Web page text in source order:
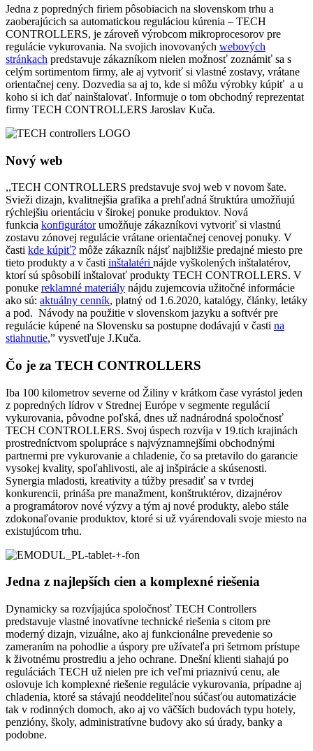
Jedna z popredných firiem pôsobiacich na slovenskom trhu a
zaoberajúcich sa automatickou reguláciou kúrenia – TECH
CONTROLLERS, je zároveň výrobcom mikroprocesorov pre
regulácie vykurovania. Na svojich inovovaných webových
stránkach predstavuje zákazníkom nielen možnosť zoznámiť sa s
celým sortimentom firmy, ale aj vytvoriť si vlastné zostavy, vrátane
orientačnej ceny. Dozvedia sa aj to, kde si môžu výrobky kúpiť a u
koho si ich dať nainštalovať. Informuje o tom obchodný reprezentat
firmy TECH CONTROLLERS Jaroslav Kuča.
Nový web
,,TECH CONTROLLERS predstavuje svoj web v novom šate.
Svieži dizajn, kvalitnejšia grafika a prehľadná štruktúra umožňujú
rýchlejšiu orientáciu v širokej ponuke produktov. Nová
funkcia konfigurátorumožňuje zákazníkovi vytvoriť si vlastnú
zostavu zónovej regulácie vrátane orientačnej cenovej ponuky. V
časti kde kúpiť? môže zákazník nájsť najbližšie predajné miesto pre
tieto produkty a v časti inštalatéri nájde vyškolených inštalatérov,
ktorí sú spôsobilí inštalovať produkty TECH CONTROLLERS. V
ponuke reklamné materiály nájdu zujemcovia užitočné informácie
ako sú: aktuálny cenník, platný od 1.6.2020, katalógy, články, letáky
a pod. Návody na použitie v slovenskom jazyku a softvér pre
regulácie kúpené na Slovensku sa postupne dodávajú v časti na
stiahnutie,” vysvetľuje J.Kuča.
Čo je za TECH CONTROLLERS
Iba 100 kilometrov severne od Žiliny v krátkom čase vyrástol jeden
z popredných lídrov v Strednej Európe v segmente regulácií
vykurovania, pôvodne poľská, dnes už nadnárodná spoločnosť
TECH CONTROLLERS. Svoj úspech rozvíja v 19.tich krajinách
prostredníctvom spolupráce s najvýznamnejšími obchodnými
partnermi pre vykurovanie a chladenie, čo sa pretavilo do garancie
vysokej kvality, spoľahlivosti, ale aj inšpirácie a skúsenosti.
Synergia mladosti, kreativity a túžby presadiť sa v tvrdej
konkurencii, prináša pre manažment, konštruktérov, dizajnérov
a programátorov nové výzvy a tým aj nové produkty, alebo stále
zdokonaľovanie produktov, ktoré si už vyárendovali svoje miesto na
existujúcom trhu.
Jedna z najlepších cien a komplexné riešenia
Dynamicky sa rozvíjajúca spoločnosť TECH Controllers
predstavuje vlastné inovatívne technické riešenia s citom pre
moderný dizajn, vizuálne, ako aj funkcionálne prevedenie so
zameraním na pohodlie a úspory pre užívateľa pri šetrnom prístupe
k životnému prostrediu a jeho ochrane. Dnešní klienti siahajú po
reguláciách TECH už nielen pre ich veľmi priaznivú cenu, ale
oslovuje ich komplexné riešenie regulácie vykurovania, prípadne aj
chladenia, ktoré sa stávajú neoddeliteľnou súčasťou automatizácie
tak v rodinných domoch, ako aj vo väčších budovách typu hotely,
penzióny, školy, administratívne budovy ako sú úrady, banky a
podobne.